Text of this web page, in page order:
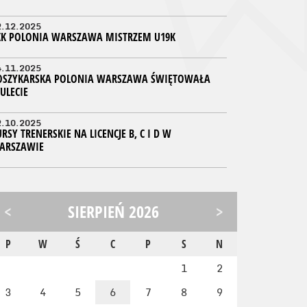
POLONIA WARSZAWA MISTRZEM U19K
POLONIA WARSZAWA ŚWIĘTOWAŁA
TRENERSKIE NA LICENCJE B, C I D W
< SIERPIEŃ 2026 >
P W Ś C P S N
1
2
3
4 5 6 7 8 9